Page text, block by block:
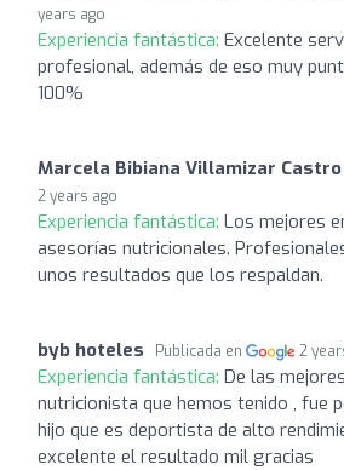
years ago
Experiencia fantástica: Excelente
profesional, además de eso muy
100%
Marcela Bibiana Villamizar Castro
2 years ago
Experiencia fantástica: Los mejores
asesorías nutricionales.
unos resultados que los respaldan.
byb hoteles Publicada en 2
Experiencia fantástica: De las
nutricionista que hemos tenido , fue
hijo que es deportista de alto
excelente el resultado mil gracias